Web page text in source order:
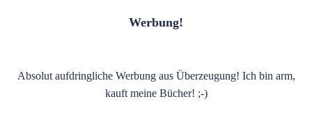
Werbung!
Absolut aufdringliche Werbung aus Überzeugung! Ich bin arm,
kauft meine Bücher! ;-)